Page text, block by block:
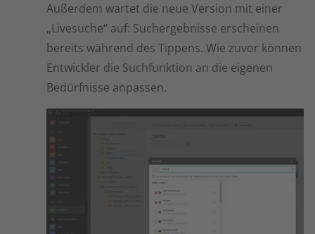
Außerdem wartet die neue Version mit einer
„Livesuche“ auf: Suchergebnisse erscheinen
bereits während des Tippens. Wie zuvor können
Entwickler die Suchfunktion an die eigenen
Bedürfnisse anpassen.